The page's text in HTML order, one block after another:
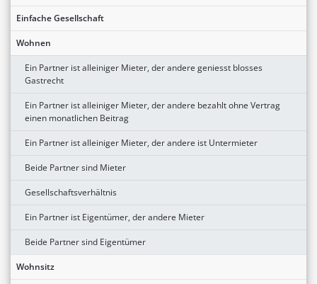
Einfache Gesellschaft
Wohnen
Ein Partner ist alleiniger Mieter, der andere geniesst blosses
Gastrecht
Ein Partner ist alleiniger Mieter, der andere bezahlt ohne Vertrag
einen monatlichen Beitrag
Ein Partner ist alleiniger Mieter, der andere ist Untermieter
Beide Partner sind Mieter
Gesellschaftsverhältnis
Ein Partner ist Eigentümer, der andere Mieter
Beide Partner sind Eigentümer
Wohnsitz